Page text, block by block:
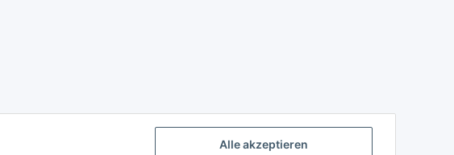
Alle akzeptieren